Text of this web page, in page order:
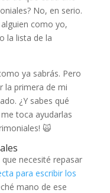
No, en serio.
como yo,
la lista de la
ya sabrás. Pero
la primera de mi
¿Y sabes qué
toca ayudarlas
🙀
necesité repasar
para escribir los
mano de ese